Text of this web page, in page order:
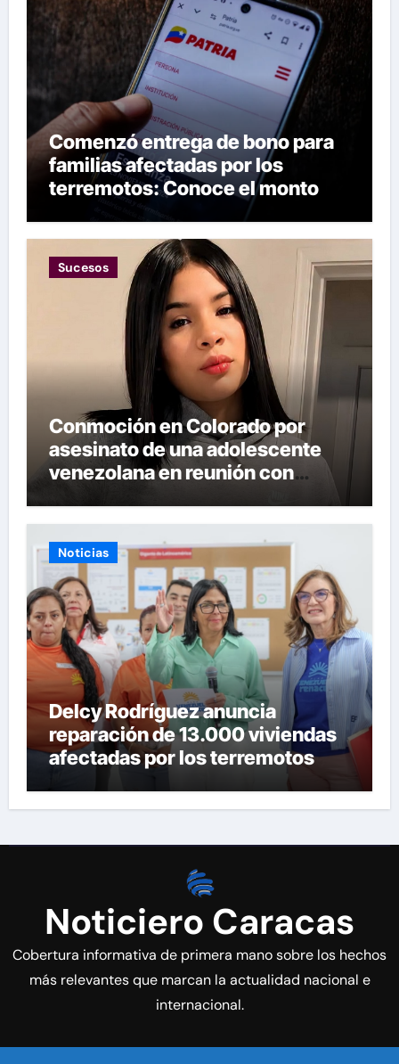
Comenzó entrega de bono para
familias afectadas por los
terremotos: Conoce el monto
Sucesos
Conmoción en Colorado por
asesinato de una adolescente
venezolana en reunión con
Noticias
Delcy Rodríguez anuncia
reparación de 13.000 viviendas
afectadas por los terremotos
Noticiero Caracas
Cobertura informativa de primera mano sobre los hechos
más relevantes que marcan la actualidad nacional e
internacional.